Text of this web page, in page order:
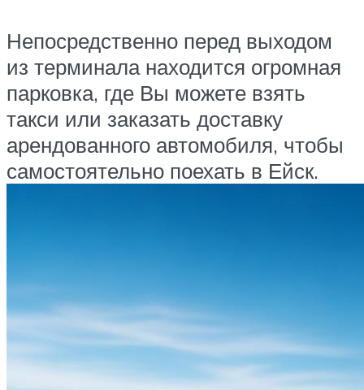
Непосредственно перед выходом
из терминала находится огромная
парковка, где Вы можете взять
такси или заказать доставку
арендованного автомобиля, чтобы
самостоятельно поехать в Ейск.